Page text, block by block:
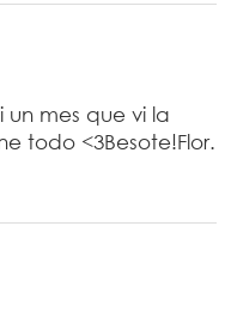
mes que vi la
todo <3Besote!Flor.